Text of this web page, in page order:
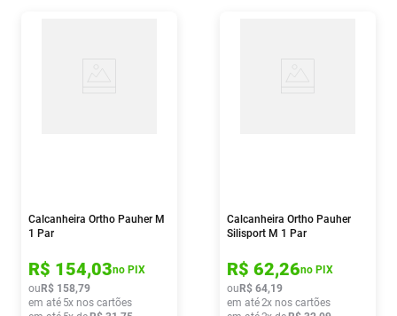
Calcanheira Ortho Pauher M
1 Par
R$ 154,03no PIX
ou R$ 158,79
em até 5x nos cartões
Calcanheira Ortho Pauher
Silisport M 1 Par
R$ 62,26no PIX
ou R$ 64,19
em até2x nos cartões